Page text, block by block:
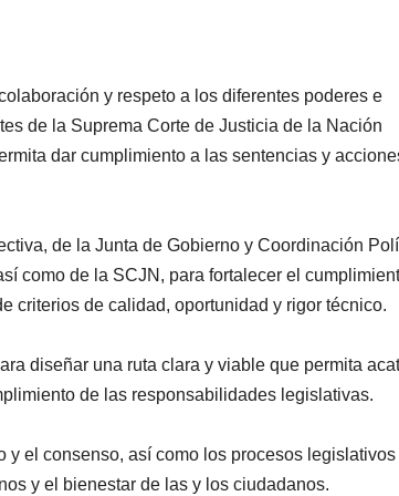
y respeto a los diferentes poderes e
de la Suprema Corte de Justicia de la Nación
dar cumplimiento a las sentencias y
de la Junta de Gobierno y Coordinación
como de la SCJN, para fortalecer el
criterios de calidad, oportunidad y rigor técnico.
diseñar una ruta clara y viable que permita
de las responsabilidades legislativas.
el consenso, así como los procesos legislativos
y el bienestar de las y los ciudadanos.
Carmelitas
Café, el sabor
que conquista
a los visitantes
de Ixtapa-
ANDRADE CRUZ
Oreo®
lanzan
México
ANDRADE